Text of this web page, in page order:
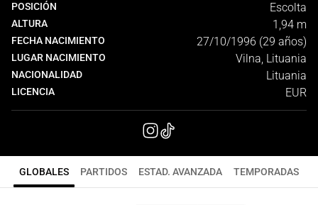
POSICIÓN Escolta
ALTURA 1,94 m
FECHA NACIMIENTO 27/10/1996 (29 años)
LUGAR NACIMIENTO Vilna, Lituania
NACIONALIDAD Lituania
LICENCIA EUR
GLOBALES PARTIDOS ESTAD. AVANZADA TEMPORADAS